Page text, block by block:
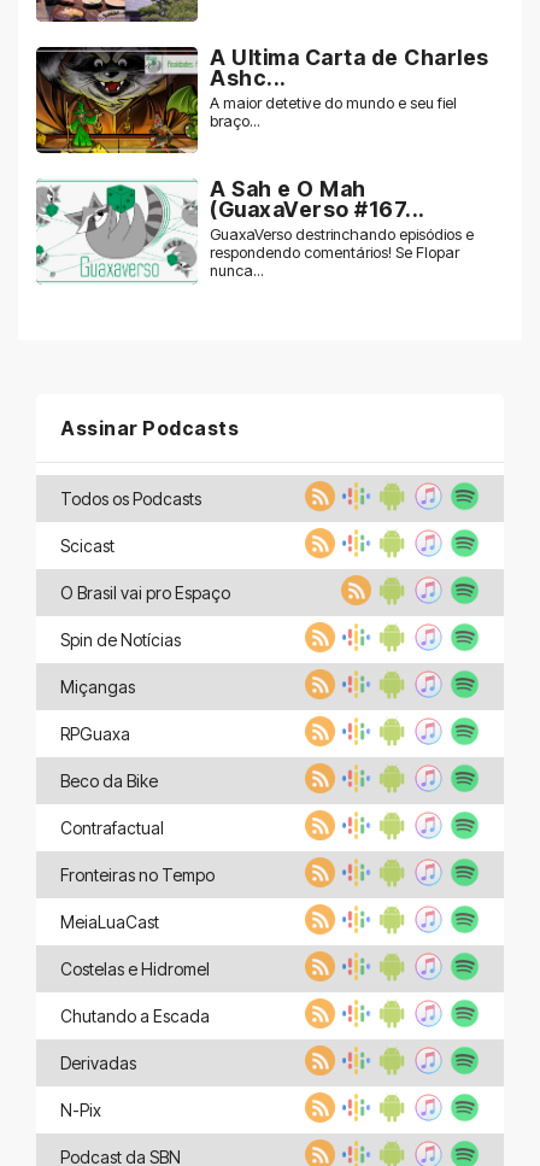
A Ultima Carta de Charles
Ashc...
A maior detetive do mundo e seu fiel
braço...
A Sah e O Mah
(GuaxaVerso #167...
GuaxaVerso destrinchando episódios e
respondendo comentários! Se Flopar
nunca...
Assinar Podcasts
Todos os Podcasts
Scicast
O Brasil vai pro Espaço
Spin de Notícias
Miçangas
RPGuaxa
Beco da Bike
Contrafactual
Fronteiras no Tempo
MeiaLuaCast
Costelas e Hidromel
Chutando a Escada
Derivadas
N-Pix
Podcast da SBN